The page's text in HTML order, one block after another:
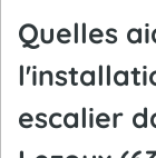
Quelles
escalier